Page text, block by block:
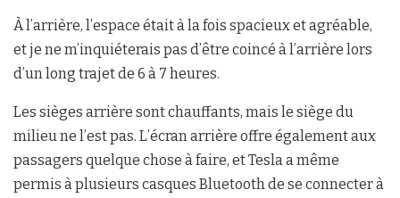
À l’arrière, l’espace était à la fois spacieux et agréable,
et je ne m’inquiéterais pas d’être coincé à l’arrière lors
d’un long trajet de 6 à 7 heures.
Les sièges arrière sont chauffants, mais le siège du
milieu ne l’est pas. L’écran arrière offre également aux
passagers quelque chose à faire, et Tesla a même
permis à plusieurs casques Bluetooth de se connecter à